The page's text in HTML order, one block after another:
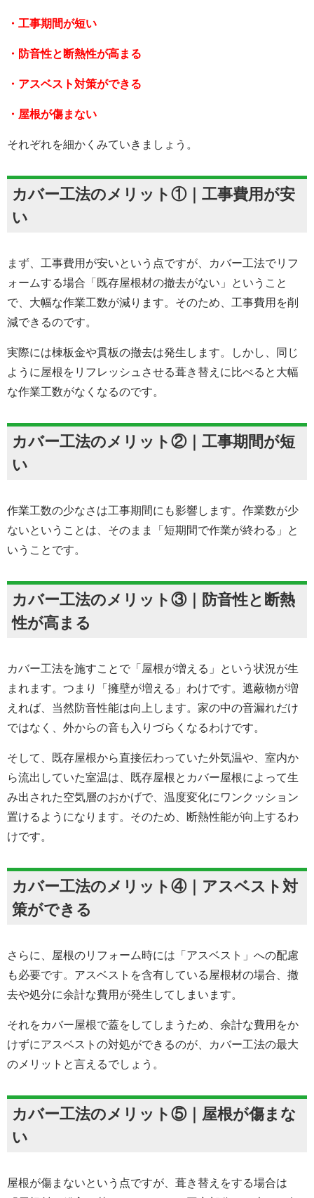
・工事期間が短い
・防音性と断熱性が高まる
・アスベスト対策ができる
・屋根が傷まない
それぞれを細かくみていきましょう。
カバー工法のメリット①｜工事費用が安
い
まず、工事費用が安いという点ですが、カバー工法でリフ
ォームする場合「既存屋根材の撤去がない」ということ
で、大幅な作業工数が減ります。そのため、工事費用を削
減できるのです。
実際には棟板金や貫板の撤去は発生します。しかし、同じ
ように屋根をリフレッシュさせる葺き替えに比べると大幅
な作業工数がなくなるのです。
カバー工法のメリット②｜工事期間が短
い
作業工数の少なさは工事期間にも影響します。作業数が少
ないということは、そのまま「短期間で作業が終わる」と
いうことです。
カバー工法のメリット③｜防音性と断熱
性が高まる
カバー工法を施すことで「屋根が増える」という状況が生
まれます。つまり「擁壁が増える」わけです。遮蔽物が増
えれば、当然防音性能は向上します。家の中の音漏れだけ
ではなく、外からの音も入りづらくなるわけです。
そして、既存屋根から直接伝わっていた外気温や、室内か
ら流出していた室温は、既存屋根とカバー屋根によって生
み出された空気層のおかげで、温度変化にワンクッション
置けるようになります。そのため、断熱性能が向上するわ
けです。
カバー工法のメリット④｜アスベスト対
策ができる
さらに、屋根のリフォーム時には「アスベスト」への配慮
も必要です。アスベストを含有している屋根材の場合、撤
去や処分に余計な費用が発生してしまいます。
それをカバー屋根で蓋をしてしまうため、余計な費用をか
けずにアスベストの対処ができるのが、カバー工法の最大
のメリットと言えるでしょう。
カバー工法のメリット⑤｜屋根が傷まな
い
屋根が傷まないという点ですが、葺き替えをする場合は